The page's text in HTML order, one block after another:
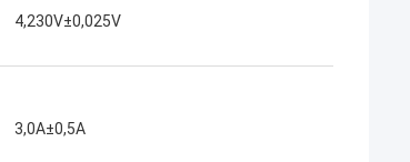
4,230V±0,025V
3,0A±0,5A